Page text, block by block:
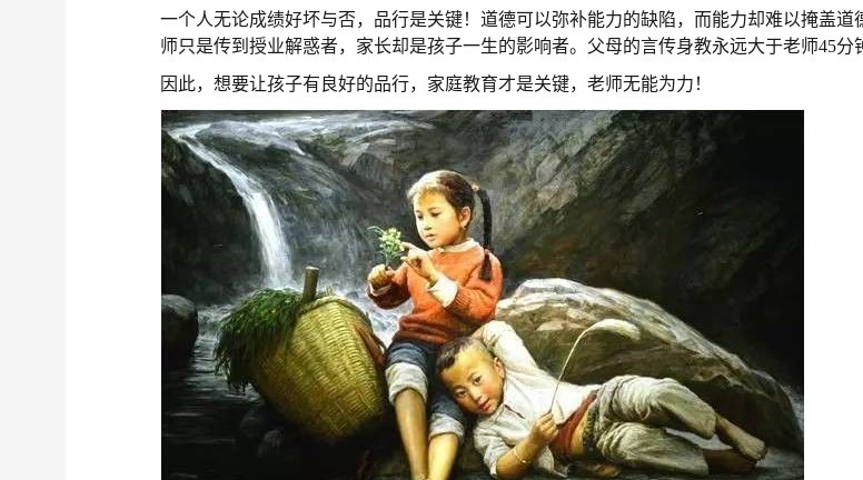
一个人无论成绩好坏与否，品行是关键！道德可以弥补能力的缺陷，而能力却难以掩盖
师只是传到授业解惑者，家长却是孩子一生的影响者。父母的言传身教永远大于老师45分
因此，想要让孩子有良好的品行，家庭教育才是关键，老师无能为力！